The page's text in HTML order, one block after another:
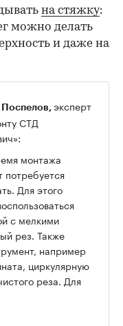
на стяжку:
можно делать
и даже на
Поспелов, эксперт
СТД
монтажа
потребуется
Для этого
с мелкими
рез. Также
например
циркулярную
реза. Для